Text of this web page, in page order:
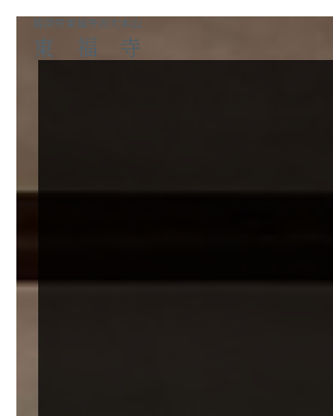
臨済宗東福寺派大本山
東福寺